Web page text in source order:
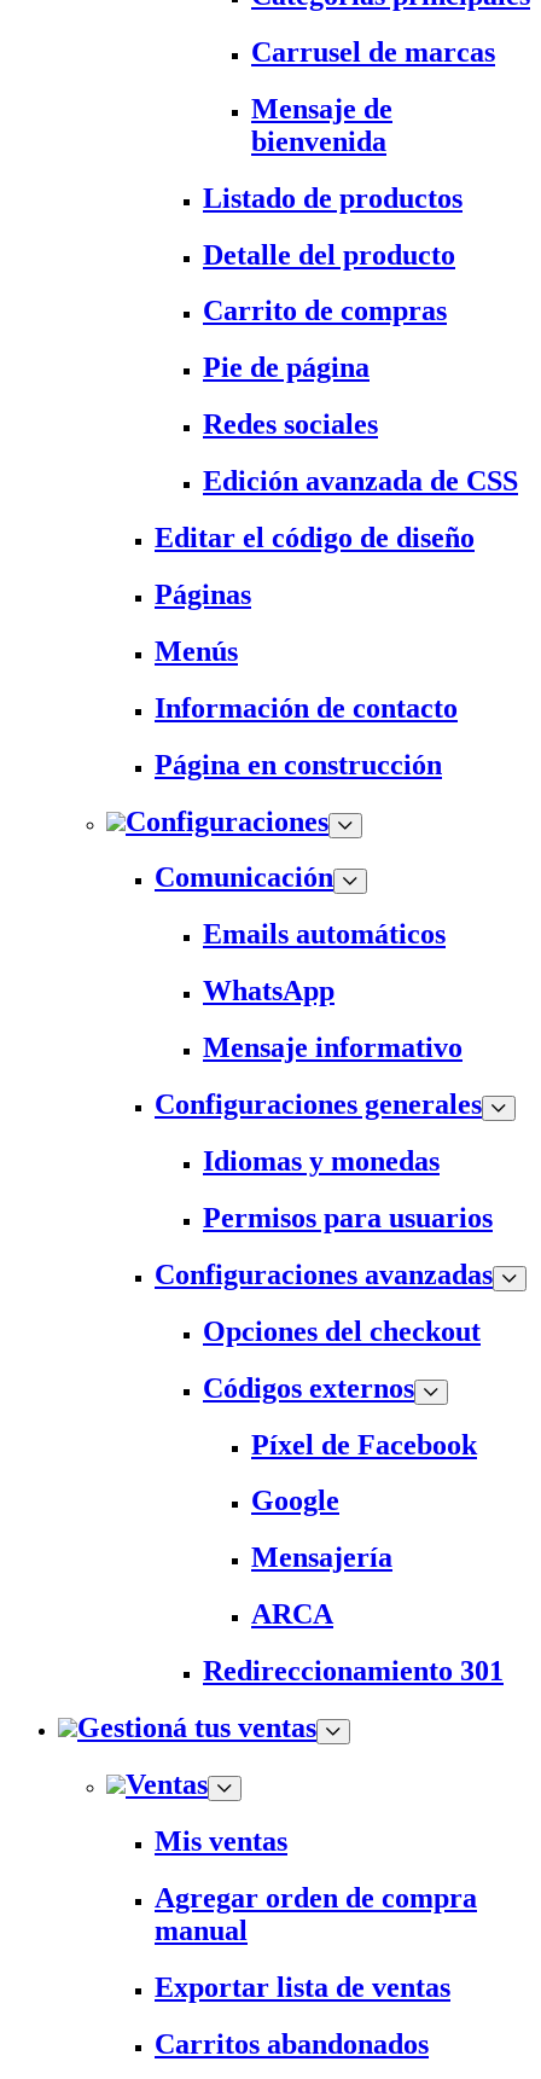
Carrusel de marcas
Mensaje de
bienvenida
Listado de productos
Detalle del producto
Carrito de compras
Pie de página
Redes sociales
Edición avanzada de CSS
Editar el código de diseño
Páginas
Menús
Información de contacto
Página en construcción
Configuraciones
Comunicación
Emails automáticos
WhatsApp
Mensaje informativo
Configuraciones generales
Idiomas y monedas
Permisos para usuarios
Configuraciones avanzadas
Opciones del checkout
Códigos externos
Píxel de Facebook
Google
Mensajería
ARCA
Redireccionamiento 301
Gestioná tus ventas
Ventas
Mis ventas
Agregar orden de compra
manual
Exportar lista de ventas
Carritos abandonados